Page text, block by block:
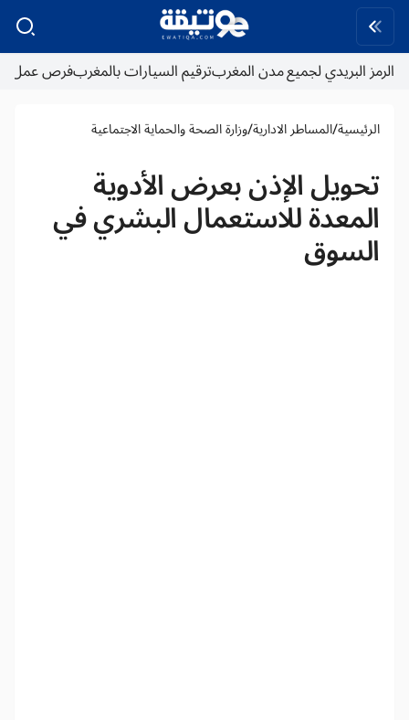
الرمز البريدي لجميع مدن المغربترقيم السيارات بالمغربفرص عمل
الرئيسية/المساطر الادارية/وزارة الصحة والحماية الاجتماعية
تحويل الإذن بعرض الأدوية
المعدة للاستعمال البشري في
السوق